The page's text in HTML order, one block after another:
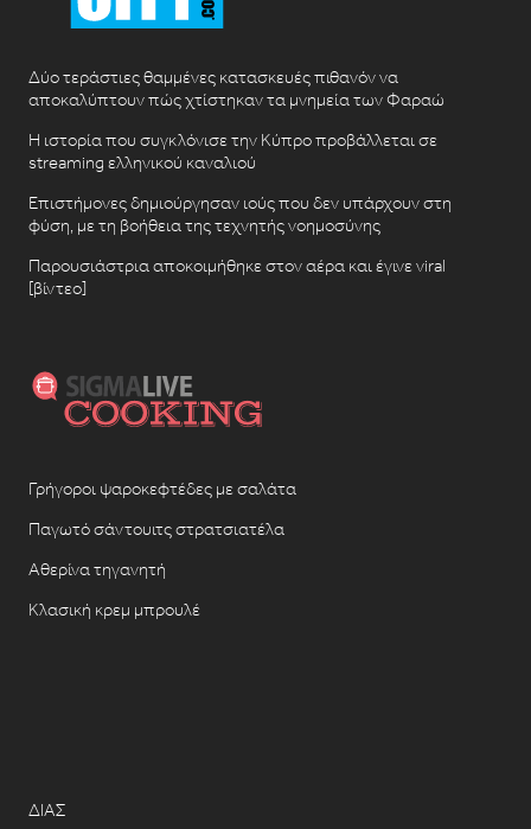
Δύο τεράστιες θαμμένες κατασκευές πιθανόν να
αποκαλύπτουν πώς χτίστηκαν τα μνημεία των Φαραώ
Η ιστορία που συγκλόνισε την Κύπρο προβάλλεται σε
streaming ελληνικού καναλιού
Επιστήμονες δημιούργησαν ιούς που δεν υπάρχουν στη
φύση, με τη βοήθεια της τεχνητής νοημοσύνης
Παρουσιάστρια αποκοιμήθηκε στον αέρα και έγινε viral
[βίντεο]
Γρήγοροι ψαροκεφτέδες με σαλάτα
Παγωτό σάντουιτς στρατσιατέλα
Αθερίνα τηγανητή
Κλασική κρεμ μπρουλέ
ΔΙΑΣ